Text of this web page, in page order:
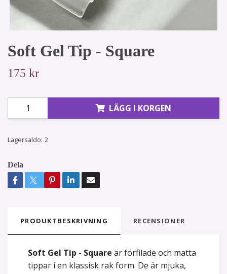
Soft Gel Tip - Square
175 kr
LÄGG I KORGEN
Lagersaldo: 2
Dela
PRODUKTBESKRIVNING RECENSIONER
Soft Gel Tip - Square är förfilade och matta
tippar i en klassisk rak form. De är mjuka,